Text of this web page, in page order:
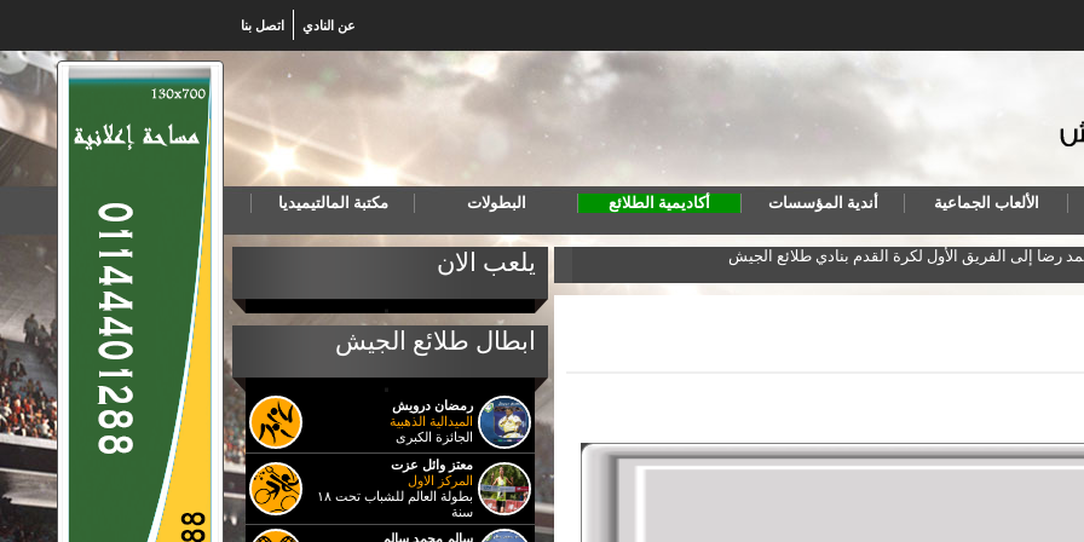
اتصل بنا عن النادي
الألعاب الجماعية أندية المؤسسات أكاديمية الطلائع البطولات مكتبة المالتيميديا
يلعب الان
ابطال طلائع الجيش
رمضان درويش
الميدالية الذهبية
الجائزة الكبرى
معتز وائل عزت
المركز الاول
بطولة العالم للشباب تحت ١٨
سنة
سالم محمد سالم
المنتخب المصري لكرة اليد للناشئين يهزم البرتغال ويتأهل لنهائي بطولة العالم رضا إلى الفريق الأول لكرة القدم بنادي طلائع الجيش